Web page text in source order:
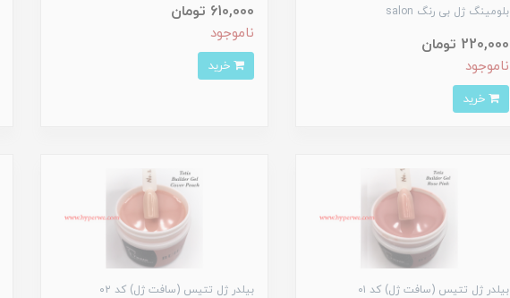
بلومینگ ژل بی رنگ salon
220,000 تومان
ناموجود
610,000 تومان
ناموجود
خرید
بیلدر ژل تتیس (سافت ژل) کد ۰۱ بیلدر ژل تتیس (سافت ژل) کد ۰۲